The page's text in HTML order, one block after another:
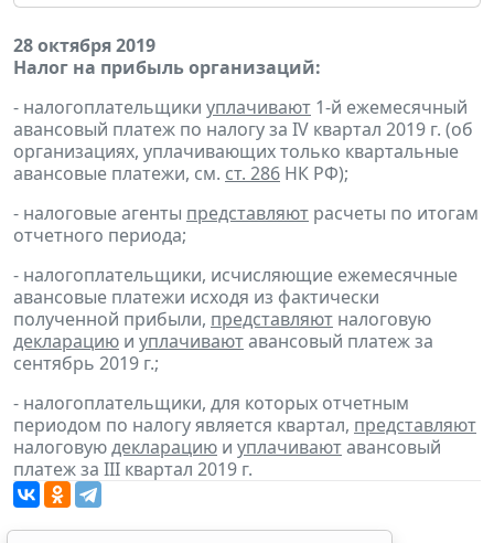
28 октября 2019
Налог на прибыль организаций:
- налогоплательщики уплачивают 1-й ежемесячный
авансовый платеж по налогу за IV квартал 2019 г. (об
организациях, уплачивающих только квартальные
авансовые платежи, см. ст. 286 НК РФ);
- налоговые агенты представляют расчеты по итогам
отчетного периода;
- налогоплательщики, исчисляющие ежемесячные
авансовые платежи исходя из фактически
полученной прибыли, представляют налоговую
декларацию и уплачиваютавансовый платеж за
сентябрь 2019 г.;
- налогоплательщики, для которых отчетным
периодом по налогу является квартал, представляют
налоговуюдекларацию и уплачиваютавансовый
платеж за III квартал 2019 г.